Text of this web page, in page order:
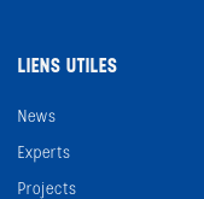
LIENS UTILES
News
Experts
Projects